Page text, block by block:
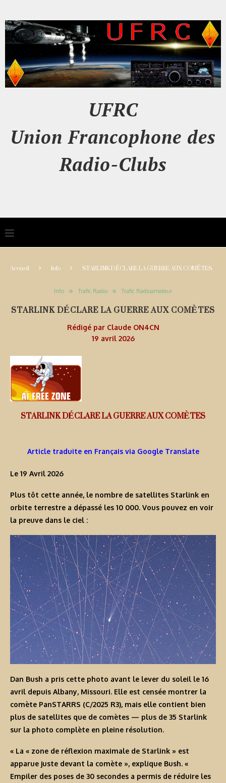
UFRC
Union Francophone des
Radio-Clubs
Accueil Info STARLINK DÉCLARE LA GUERRE AUX COMÈTES
Info Trafic Radio Trafic Radioamateur
STARLINK DÉCLARE LA GUERRE AUX COMÈTES
Rédigé par Claude ON4CN
19 avril 2026
STARLINK DÉCLARE LA GUERRE AUX COMÈTES
Article traduite en Français via Google Translate
Le 19 Avril 2026
Plus tôt cette année, le nombre de satellites Starlink en
orbite terrestre a dépassé les 10 000. Vous pouvez en voir
la preuve dans le ciel :
Dan Bush a pris cette photo avant le lever du soleil le 16
avril depuis Albany, Missouri. Elle est censée montrer la
comète PanSTARRS (C/2025 R3), mais elle contient bien
plus de satellites que de comètes — plus de 35 Starlink
sur la photo complète en pleine résolution.
« La « zone de réflexion maximale de Starlink » est
apparue juste devant la comète », explique Bush. «
Empiler des poses de 30 secondes a permis de réduire les